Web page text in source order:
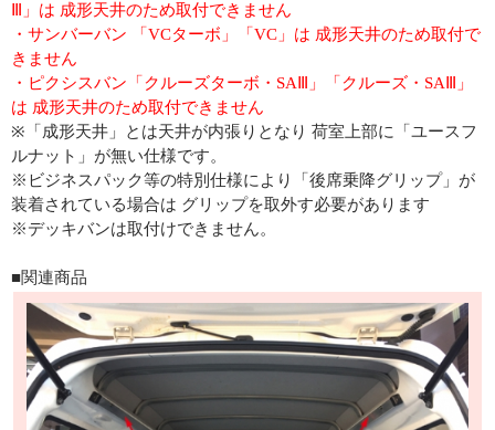
Ⅲ」は 成形天井のため取付できません
・サンバーバン 「VCターボ」「VC」は 成形天井のため取付で
きません
・ピクシスバン「クルーズターボ・SAⅢ」「クルーズ・SAⅢ」
は 成形天井のため取付できません
※「成形天井」とは天井が内張りとなり 荷室上部に「ユースフ
ルナット」が無い仕様です。
※ビジネスパック等の特別仕様により「後席乗降グリップ」が
装着されている場合は グリップを取外す必要があります
※デッキバンは取付けできません。
■関連商品